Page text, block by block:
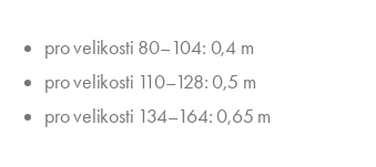
pro velikosti 80–104: 0,4 m
pro velikosti 110–128: 0,5 m
pro velikosti 134–164: 0,65 m